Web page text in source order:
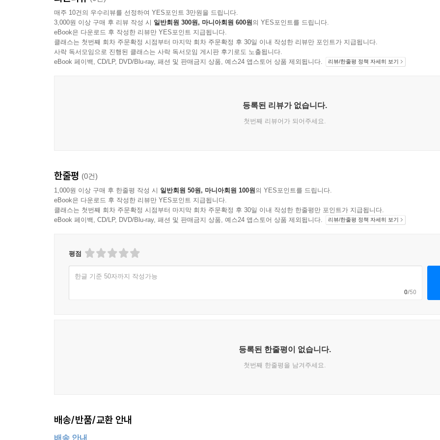
매주 10건의 우수리뷰를 선정하여 YES포인트 3만원을 드립니다.
3,000원 이상 구매 후 리뷰 작성 시 일반회원 300원, 마니아회원 600원의 YES포인트를 드립니다.
eBook은 다운로드 후 작성한 리뷰만 YES포인트 지급됩니다.
클래스는 첫번째 회차 주문확정 시점부터 마지막 회차 주문확정 후 30일 이내 작성한 리뷰만 포인트가 지급됩니다.
사락 독서모임으로 진행된 클래스는 사락 독서모임 게시판 후기로도 노출됩니다.
eBook 페이백, CD/LP, DVD/Blu-ray, 패션 및 판매금지 상품, 예스24 앱스토어 상품 제외됩니다.
리뷰/한줄평 정책 자세히 보기
등록된 리뷰가 없습니다.
첫번째 리뷰어가 되어주세요.
한줄평 (0건)
1,000원 이상 구매 후 한줄평 작성 시 일반회원 50원, 마니아회원 100원의 YES포인트를 드립니다.
eBook은 다운로드 후 작성한 리뷰만 YES포인트 지급됩니다.
클래스는 첫번째 회차 주문확정 시점부터 마지막 회차 주문확정 후 30일 이내 작성한 한줄평만 포인트가 지급됩니다.
eBook 페이백, CD/LP, DVD/Blu-ray, 패션 및 판매금지 상품, 예스24 앱스토어 상품 제외됩니다.
리뷰/한줄평 정책 자세히 보기
평점
한글 기준 50자까지 작성가능
0/50
등록된 한줄평이 없습니다.
첫번째 한줄평을 남겨주세요.
배송/반품/교환 안내
배송 안내